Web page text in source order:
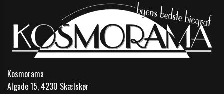
Kosmorama
Algade 15, 4230 Skælskør